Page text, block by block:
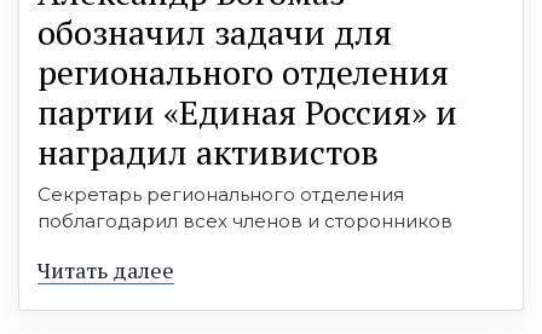
обозначил задачи для
регионального отделения
партии «Единая Россия» и
наградил активистов
Секретарь регионального отделения
поблагодарил всех членов и сторонников
Читать далее